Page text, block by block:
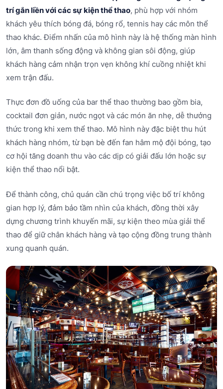
trí gắn liền với các sự kiện thể thao, phù hợp với nhóm
khách yêu thích bóng đá, bóng rổ, tennis hay các môn thể
thao khác. Điểm nhấn của mô hình này là hệ thống màn hình
lớn, âm thanh sống động và không gian sôi động, giúp
khách hàng cảm nhận trọn vẹn không khí cuồng nhiệt khi
xem trận đấu.
Thực đơn đồ uống của bar thể thao thường bao gồm bia,
cocktail đơn giản, nước ngọt và các món ăn nhẹ, dễ thưởng
thức trong khi xem thể thao. Mô hình này đặc biệt thu hút
khách hàng nhóm, từ bạn bè đến fan hâm mộ đội bóng, tạo
cơ hội tăng doanh thu vào các dịp có giải đấu lớn hoặc sự
kiện thể thao nổi bật.
Để thành công, chủ quán cần chú trọng việc bố trí không
gian hợp lý, đảm bảo tầm nhìn của khách, đồng thời xây
dựng chương trình khuyến mãi, sự kiện theo mùa giải thể
thao để giữ chân khách hàng và tạo cộng đồng trung thành
xung quanh quán.